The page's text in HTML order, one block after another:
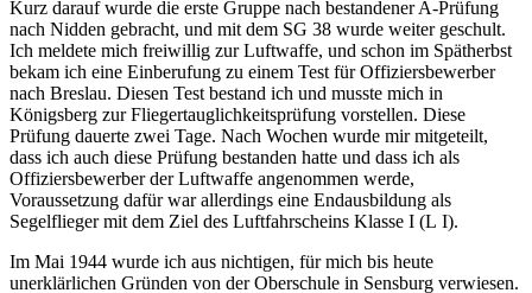
Kurz darauf wurde die erste Gruppe nach bestandener A-Prüfung
nach Nidden gebracht, und mit dem SG 38 wurde weiter geschult.
Ich meldete mich freiwillig zur Luftwaffe, und schon im Spätherbst
bekam ich eine Einberufung zu einem Test für Offiziersbewerber
nach Breslau. Diesen Test bestand ich und musste mich in
Königsberg zur Fliegertauglichkeitsprüfung vorstellen. Diese
Prüfung dauerte zwei Tage. Nach Wochen wurde mir mitgeteilt,
dass ich auch diese Prüfung bestanden hatte und dass ich als
Offiziersbewerber der Luftwaffe angenommen werde,
Voraussetzung dafür war allerdings eine Endausbildung als
Segelflieger mit dem Ziel des Luftfahrscheins Klasse I (L I).
Im Mai 1944 wurde ich aus nichtigen, für mich bis heute
unerklärlichen Gründen von der Oberschule in Sensburg verwiesen.